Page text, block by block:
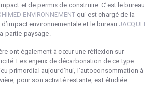
et de permis de construire. C’est le bureau
ENVIRONNEMENT qui est chargé de la
d’impact environnementale et le bureauJACQUEL
partie paysage.
ont également à cœur une réflexion sur
Les enjeux de décarbonation de ce type
primordial aujourd’hui, l’autoconsommation à
pour son activité restante, est étudiée.